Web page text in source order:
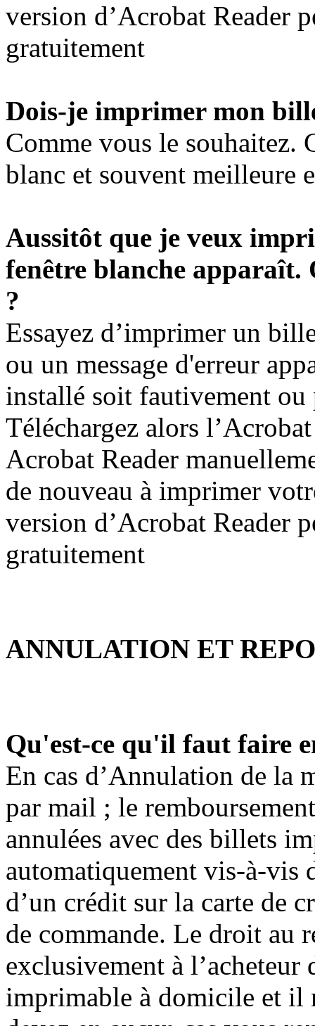
version d’Acrobat Reader
gratuitement
Dois-je imprimer mon
Comme vous le souhaitez.
blanc et souvent meilleure
Aussitôt que je veux
fenêtre blanche apparaît.
?
Essayez d’imprimer un
ou un message d'erreur
installé soit fautivement ou
Téléchargez alors
Acrobat Reader
de nouveau à imprimer
version d’Acrobat Reader
gratuitement
ANNULATION ET
Qu'est-ce qu'il faut faire
En cas d’Annulation de la
par mail ; le
annulées avec des billets
automatiquement vis-à-vis
d’un crédit sur la carte de
de commande. Le droit au
exclusivement à
imprimable à domicile et il